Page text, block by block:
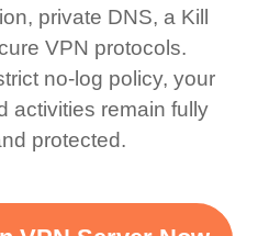
private DNS, a Kill
VPN protocols.
no-log policy, your
activities remain fully
protected.